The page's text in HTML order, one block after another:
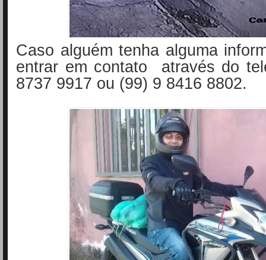
Caso alguém tenha alguma
entrar em contato através do
8737 9917 ou (99) 9 8416 8802.